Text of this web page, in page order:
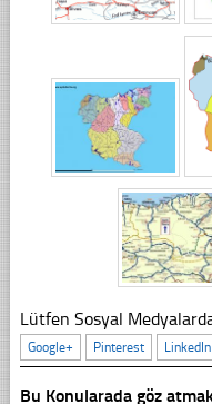
Lütfen Sosyal
Google+
Pinterest LinkedIn
Bu Konularada göz